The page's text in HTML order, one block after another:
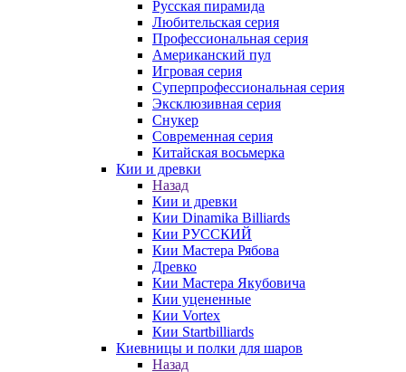
Русская пирамида
Любительская серия
Профессиональная серия
Американский пул
Игровая серия
Суперпрофессиональная серия
Эксклюзивная серия
Снукер
Современная серия
Китайская восьмерка
Кии и древки
Назад
Кии и древки
Кии Dinamika Billiards
Кии РУССКИЙ
Кии Мастера Рябова
Древко
Кии Мастера Якубовича
Кии уцененные
Кии Vortex
Кии Startbilliards
Киевницы и полки для шаров
Назад